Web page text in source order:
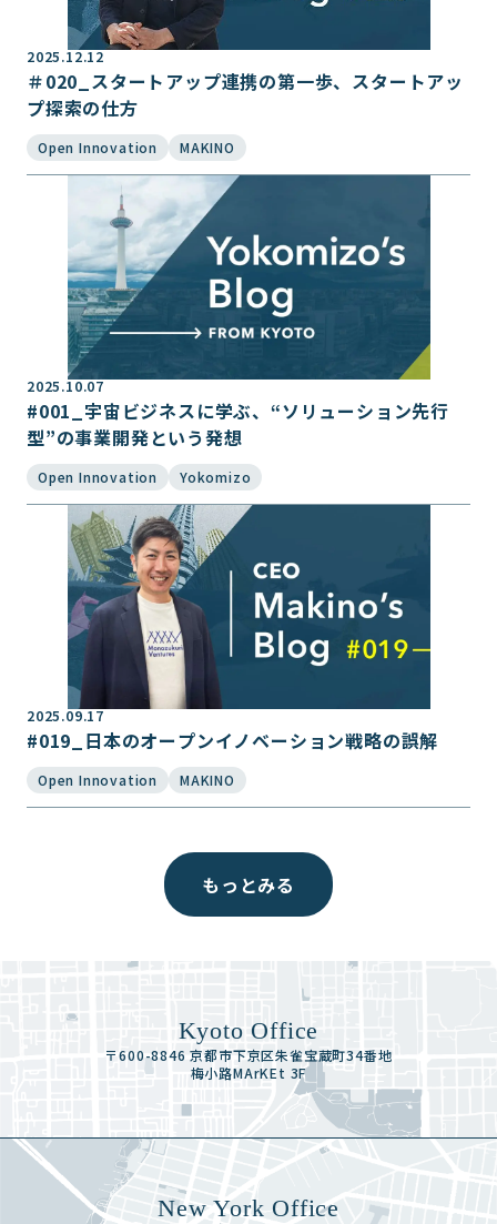
2025.12.12
＃020_スタートアップ連携の第一歩、スタートアッ
プ探索の仕方
Open Innovation MAKINO
2025.10.07
#001_宇宙ビジネスに学ぶ、“ソリューション先行
型”の事業開発という発想
Open Innovation Yokomizo
2025.09.17
#019_日本のオープンイノベーション戦略の誤解
Open Innovation MAKINO
もっとみる
Kyoto Office
〒600-8846 京都市下京区朱雀宝蔵町34番地
梅小路MArKEt 3F
New York Office